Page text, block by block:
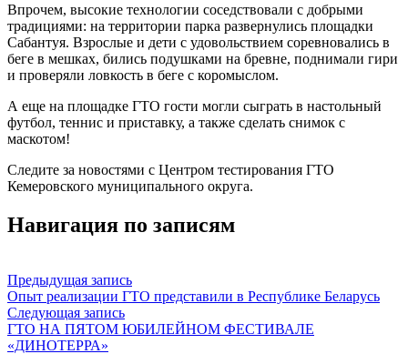
Впрочем, высокие технологии соседствовали с добрыми
традициями: на территории парка развернулись площадки
Сабантуя. Взрослые и дети с удовольствием соревновались в
беге в мешках, бились подушками на бревне, поднимали гири
и проверяли ловкость в беге с коромыслом.
А еще на площадке ГТО гости могли сыграть в настольный
футбол, теннис и приставку, а также сделать снимок с
маскотом!
Следите за новостями с Центром тестирования ГТО
Кемеровского муниципального округа.
Навигация по записям
Предыдущая запись
Опыт реализации ГТО представили в Республике Беларусь
Следующая запись
ГТО НА ПЯТОМ ЮБИЛЕЙНОМ ФЕСТИВАЛЕ
«ДИНОТЕРРА»